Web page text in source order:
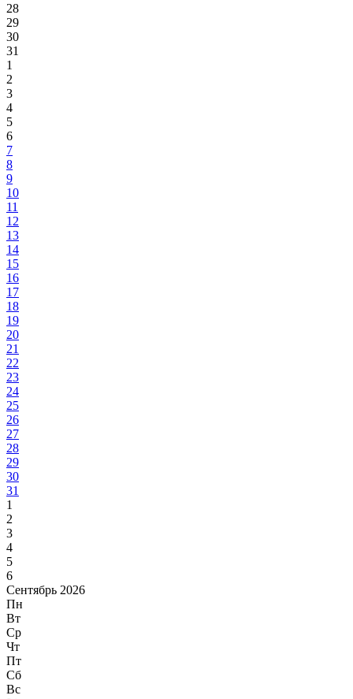
28
29
30
31
1
2
3
4
5
6
7
8
9
10
11
12
13
14
15
16
17
18
19
20
21
22
23
24
25
26
27
28
29
30
31
1
2
3
4
5
6
Сентябрь 2026
Пн
Вт
Ср
Чт
Пт
Сб
Вс